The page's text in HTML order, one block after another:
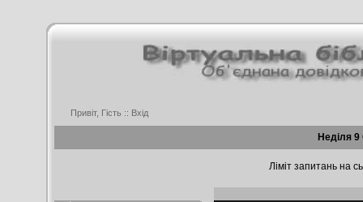
Привіт, Гість :: Вхід
Неділя
Ліміт запитань на